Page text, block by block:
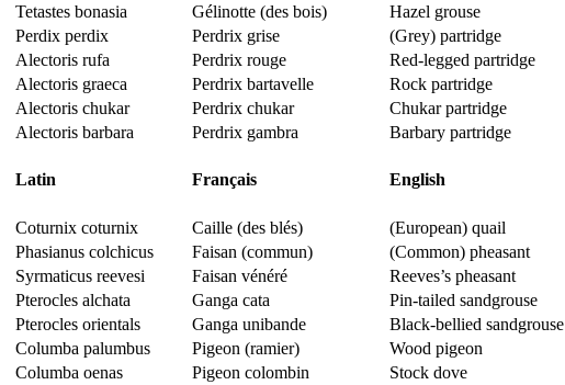
Tetastes bonasia
Gélinotte (des bois) Hazel grouse
Perdix perdix
Perdrix grise (Grey) partridge
Alectoris rufa
Perdrix rouge Red-legged partridge
Alectoris graeca
Perdrix bartavelle Rock partridge
Alectoris chukar
Perdrix chukar Chukar partridge
Alectoris barbara
Perdrix gambra Barbary partridge
Latin Français English
Coturnix coturnix Caille (des blés) (European) quail
Phasianus colchicus
Faisan (commun) (Common) pheasant
Syrmaticus reevesi
Faisan vénéré Reeves’s pheasant
Pterocles alchata
Ganga cata Pin-tailed sandgrouse
Pterocles orientals
Ganga unibande Black-bellied sandgrouse
Columba palumbus
Pigeon (ramier) Wood pigeon
Columba oenas
Pigeon colombin Stock dove